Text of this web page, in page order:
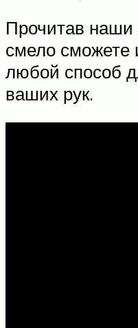
Прочитав
смело сможете
любой способ
ваших рук.